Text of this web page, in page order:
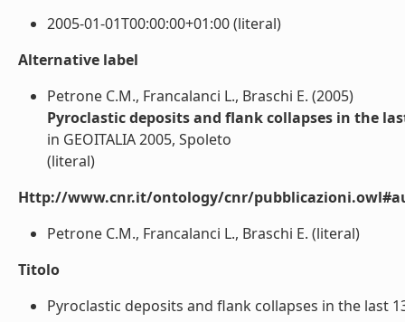
2005-01-01T00:00:00+01:00 (literal)
Alternative label
Petrone C.M., Francalanci L., Braschi E. (2005)
Pyroclastic deposits and flank collapses in the
in GEOITALIA 2005, Spoleto
(literal)
Http://www.cnr.it/ontology/cnr/
Petrone C.M., Francalanci L., Braschi E. (literal)
Titolo
Pyroclastic deposits and flank collapses in the last